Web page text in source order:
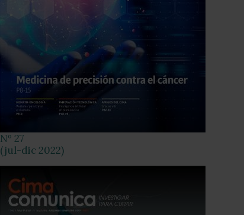
Nº 27
(jul-dic 2022)